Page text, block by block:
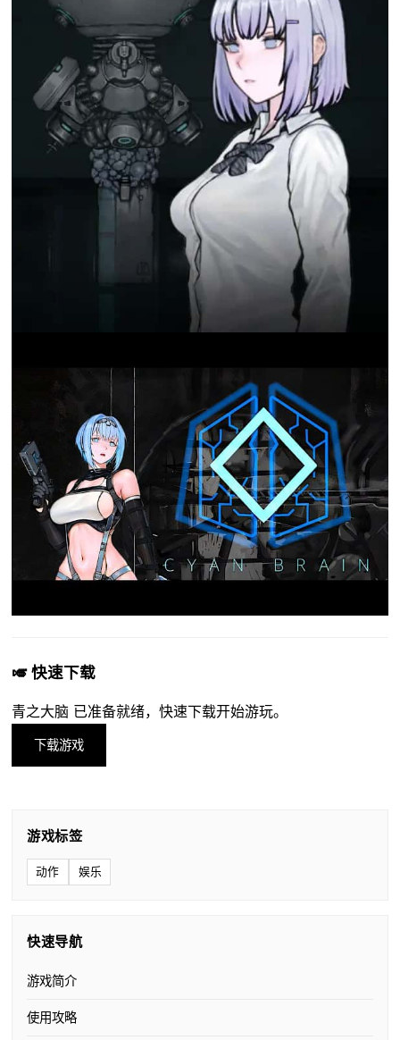
🎺 快速下载
青之大脑 已准备就绪，快速下载开始游玩。
下载游戏
游戏标签
动作 娱乐
快速导航
游戏简介
使用攻略